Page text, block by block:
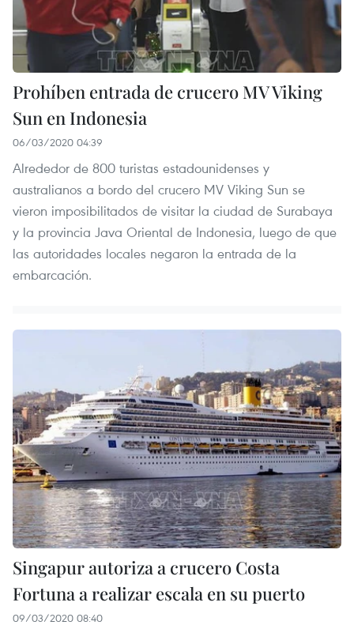
Prohíben entrada de crucero MV Viking
Sun en Indonesia
06/03/2020 04:39
Alrededor de 800 turistas estadounidenses y
australianos a bordo del crucero MV Viking Sun se
vieron imposibilitados de visitar la ciudad de Surabaya
y la provincia Java Oriental de Indonesia, luego de que
las autoridades locales negaron la entrada de la
embarcación.
Singapur autoriza a crucero Costa
Fortuna a realizar escala en su puerto
09/03/2020 08:40